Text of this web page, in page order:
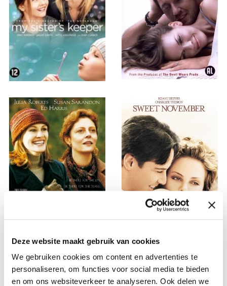
Deze website maakt gebruik van cookies
We gebruiken cookies om content en advertenties te
personaliseren, om functies voor social media te bieden
en om ons websiteverkeer te analyseren. Ook delen we